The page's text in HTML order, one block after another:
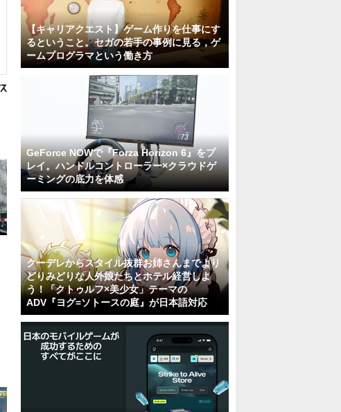
【キャリアクエスト】ゲーム作りを仕事にす
るということ。セガの若手の事例に見る，ゲ
ームプログラマという働き方
GeForce NOWで『Forza Horizon 6』をプ
レイ。ハンドルコントローラー×クラウドゲ
ーミングの底力を体感
クーデレからスタイル抜群お姉さんまでより
どりみどりな人外娘たちとホテル経営しよ
う！「クトゥルフ×美少女」テーマの
ADV『ヨグ=ソトースの庭』が日本語対応